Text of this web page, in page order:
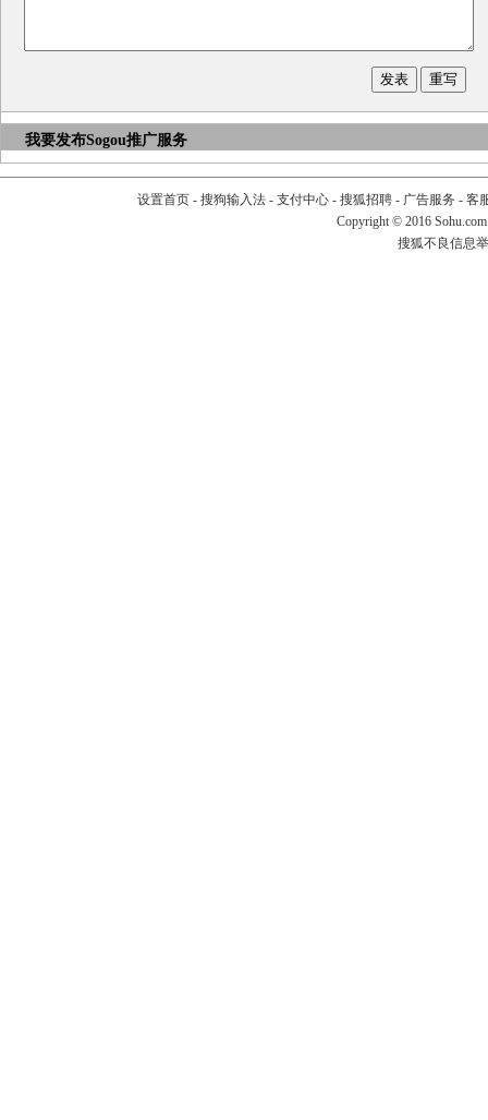
我要发布Sogou推广服务
设置首页- 搜狗输入法- 支付中心- 搜狐招聘- 广告服务 - 客
Copyright © 2016
搜狐不良信息